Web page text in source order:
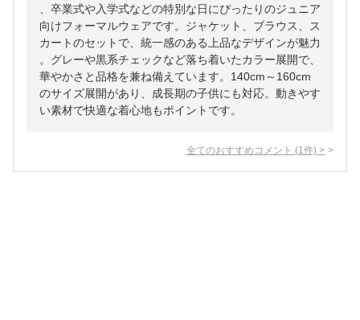
、卒業式や入学式などの特別な日にぴったりのジュニア
向けフォーマルウェアです。ジャケット、ブラウス、ス
カートのセットで、統一感のある上品なデザインが魅力
。グレーや黒系チェックなど落ち着いたカラー展開で、
華やかさと品格を兼ね備えています。140cm～160cm
のサイズ展開があり、成長期の子供にも対応。動きやす
い素材で快適な着心地もポイントです。
全てのおすすめコメント (1 件) >